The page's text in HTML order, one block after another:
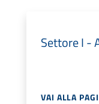
Settore I -
VAI ALLA